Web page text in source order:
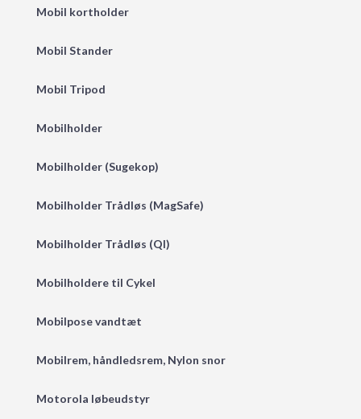
Mobil kortholder
Mobil Stander
Mobil Tripod
Mobilholder
Mobilholder (Sugekop)
Mobilholder Trådløs (MagSafe)
Mobilholder Trådløs (QI)
Mobilholdere til Cykel
Mobilpose vandtæt
Mobilrem, håndledsrem, Nylon snor
Motorola løbeudstyr